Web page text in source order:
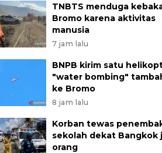
TNBTS menduga
Bromo karena aktivitas
manusia
7 jam lalu
BNPB kirim satu
"water bombing"
ke Bromo
8 jam lalu
Korban tewas
sekolah dekat Bangkok
orang